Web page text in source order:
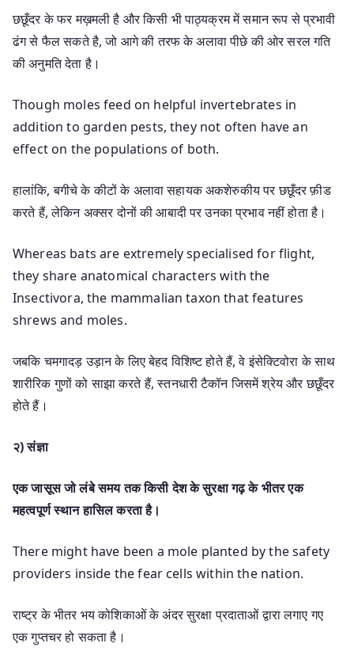
छछूँदर के फर मख़मली है और किसी भी पाठ्यक्रम में समान रूप से प्रभावी
ढंग से फैल सकते है, जो आगे की तरफ के अलावा पीछे की ओर सरल गति
की अनुमति देता है।
Though moles feed on helpful invertebrates in
addition to garden pests, they not often have an
effect on the populations of both.
हालांकि, बगीचे के कीटों के अलावा सहायक अकशेरुकीय पर छछूँदर फ़ीड
करते हैं, लेकिन अक्सर दोनों की आबादी पर उनका प्रभाव नहीं होता है।
Whereas bats are extremely specialised for flight,
they share anatomical characters with the
Insectivora, the mammalian taxon that features
shrews and moles.
जबकि चमगादड़ उड़ान के लिए बेहद विशिष्ट होते हैं, वे इंसेक्टिवोरा के साथ
शारीरिक गुणों को साझा करते हैं, स्तनधारी टैकॉन जिसमें श्रेय और छछूँदर
होते हैं।
२) संज्ञा
एक जासूस जो लंबे समय तक किसी देश के सुरक्षा गढ़ के भीतर एक
महत्वपूर्ण स्थान हासिल करता है।
There might have been a mole planted by the safety
providers inside the fear cells within the nation.
राष्ट्र के भीतर भय कोशिकाओं के अंदर सुरक्षा प्रदाताओं द्वारा लगाए गए
एक गुप्तचर हो सकता है।